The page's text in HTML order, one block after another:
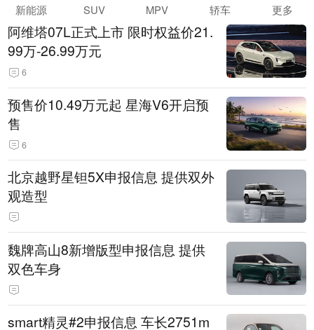
新能源 SUV MPV 轿车 更多
阿维塔07L正式上市 限时权益价21.
99万-26.99万元
6
预售价10.49万元起 星海V6开启预
售
6
北京越野星钽5X申报信息 提供双外
观造型
魏牌高山8新增版型申报信息 提供
双色车身
smart精灵#2申报信息 车长2751m